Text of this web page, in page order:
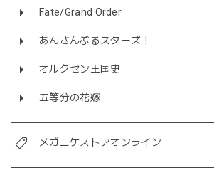
Fate/Grand Order
あんさんぶるスターズ！
オルクセン王国史
五等分の花嫁
メガニケストアオンライン